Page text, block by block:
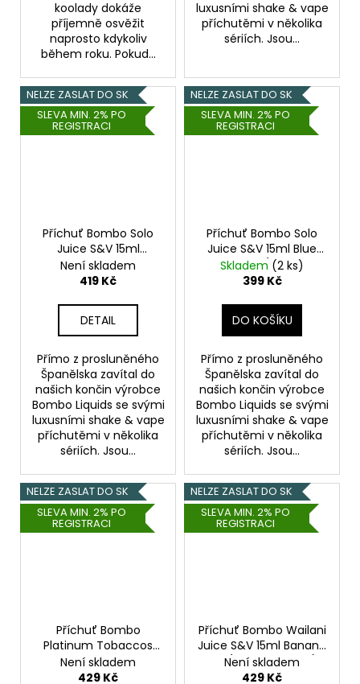
koolady dokáže
příjemně osvěžit
naprosto kdykoliv
během roku. Pokud...
luxusními shake & vape
příchutěmi v několika
sériích. Jsou...
NELZE ZASLAT DO SK
SLEVA MIN. 2% PO
REGISTRACI
Příchuť Bombo Solo
Juice S&V 15ml
Pineapple Peach
(Ananas a broskev)
Není skladem
419 Kč
DETAIL
Přímo z prosluněného
Španělska zavítal do
našich končin výrobce
Bombo Liquids se svými
luxusními shake & vape
příchutěmi v několika
sériích. Jsou...
NELZE ZASLAT DO SK
SLEVA MIN. 2% PO
REGISTRACI
Příchuť Bombo Solo
Juice S&V 15ml Blue
Razz Ice (Ledová
modrá malina)
Skladem (2 ks)
399 Kč
DO KOŠÍKU
Přímo z prosluněného
Španělska zavítal do
našich končin výrobce
Bombo Liquids se svými
luxusními shake & vape
příchutěmi v několika
sériích. Jsou...
NELZE ZASLAT DO SK
SLEVA MIN. 2% PO
REGISTRACI
Příchuť Bombo
Platinum Tobaccos
S&V 15ml Originis
(Tabák RY4)
Není skladem
429 Kč
NELZE ZASLAT DO SK
SLEVA MIN. 2% PO
REGISTRACI
Příchuť Bombo Wailani
Juice S&V 15ml Banana
Ice (Ledový banán)
Není skladem
429 Kč